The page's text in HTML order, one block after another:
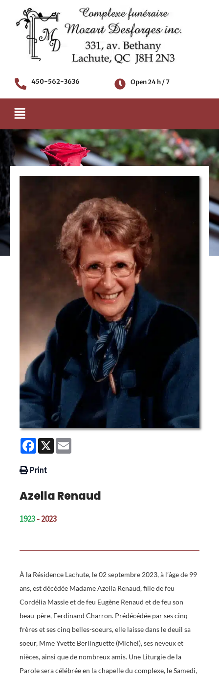
content
450-562-3636 Open 24 h / 7
Menu
Death notice
Facebook
X
Print
Azella Renaud
1923- 2023
À la Résidence Lachute, le 02 septembre 2023, à l’âge de 99
ans, est décédée Madame Azella Renaud, fille de feu
Cordélia Massie et de feu Eugène Renaud et de feu son
beau-père, Ferdinand Charron. Prédécédée par ses cinq
frères et ses cinq belles-soeurs, elle laisse dans le deuil sa
soeur, Mme Yvette Berlinguette (Michel), ses neveux et
nièces, ainsi que de nombreux amis. Une Liturgie de la
Parole sera célébrée en la chapelle du complexe, le Samedi,